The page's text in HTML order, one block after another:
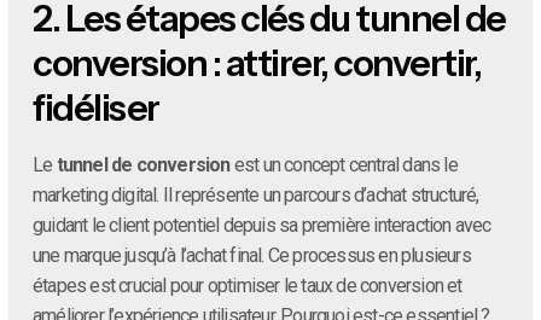
2.Les étapes clés du tunnel de
conversion : attirer, convertir,
fidéliser
Le tunnel de conversionest un concept central dans le
marketing digital. Il représente un parcours d’achat structuré,
guidant le client potentiel depuis sa première interaction avec
une marque jusqu’à l’achat final. Ce processus en plusieurs
étapes est crucial pour optimiser le taux de conversion et
améliorer l’expérience utilisateur. Pourquoi est-ce essentiel ?